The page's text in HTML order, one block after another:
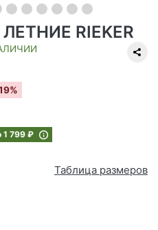
RIEKER
1 799 ₽
Таблица размеров